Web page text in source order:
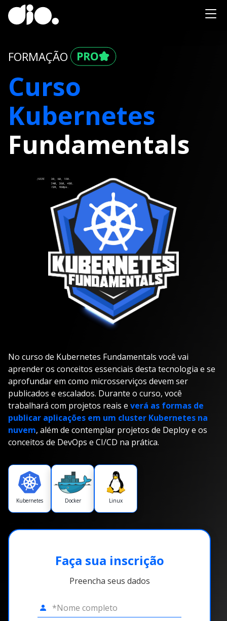
FORMAÇÃO
Curso
Kubernetes
Fundamentals
No curso de Kubernetes Fundamentals você vai
aprender os conceitos essenciais desta tecnologia e se
aprofundar em como microsserviços devem ser
publicados e escalados. Durante o curso, você
trabalhará com projetos reais e verá as formas de
publicar aplicações em um cluster Kubernetes na
nuvem, além de contemplar projetos de Deploy e os
conceitos de DevOps e CI/CD na prática.
Kubernetes Docker Linux
Faça sua inscrição
Preencha seus dados